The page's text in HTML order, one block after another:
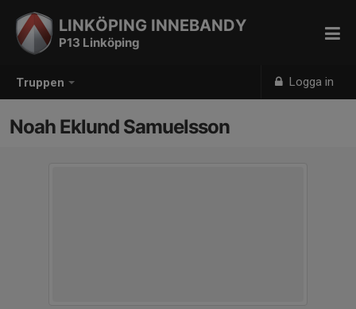
Truppen Logga in
LINKÖPING INNEBANDY
P13 Linköping
Noah Eklund Samuelsson